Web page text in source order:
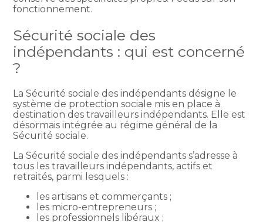
fonctionnement.
Sécurité sociale des
indépendants : qui est concerné
?
La Sécurité sociale des indépendants désigne le
système de protection sociale mis en place à
destination des travailleurs indépendants. Elle est
désormais intégrée au régime général de la
Sécurité sociale.
La Sécurité sociale des indépendants s’adresse à
tous les travailleurs indépendants, actifs et
retraités, parmi lesquels :
les artisans et commerçants ;
les micro-entrepreneurs ;
les professionnels libéraux ;